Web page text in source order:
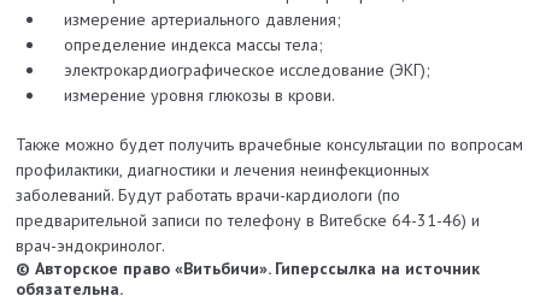
измерение артериального давления;
определение индекса массы тела;
электрокардиографическое исследование (ЭКГ);
измерение уровня глюкозы в крови.
Также можно будет получить врачебные консультации по вопросам
профилактики, диагностики и лечения неинфекционных
заболеваний. Будут работать врачи-кардиологи (по
предварительной записи по телефону в Витебске 64-31-46) и
врач-эндокринолог.
© Авторское право «Витьбичи». Гиперссылка на источник
обязательна.